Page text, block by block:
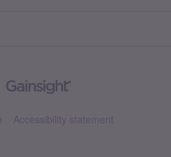
Accessibility statement